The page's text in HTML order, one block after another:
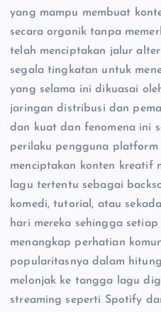
yang mampu membuat
secara organik tanpa
telah menciptakan jalur
segala tingkatan untuk
yang selama ini dikuasai
jaringan distribusi dan
dan kuat dan fenomena ini
perilaku pengguna
menciptakan konten kreatif
lagu tertentu sebagai
komedi, tutorial, atau
hari mereka sehingga
menangkap perhatian
popularitasnya dalam
melonjak ke tangga lagu
streaming seperti Spotify